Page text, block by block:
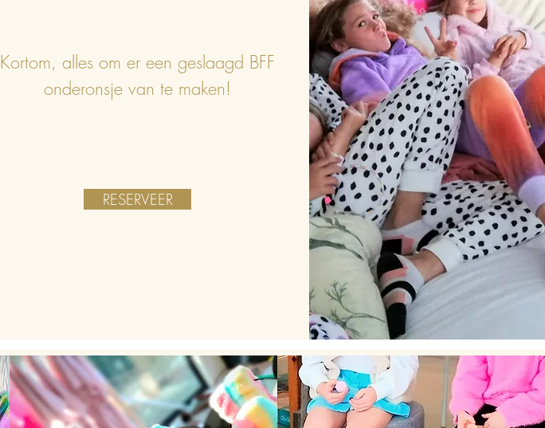
Kortom, alles om er een geslaagd BFF
onderonsje van te maken!
RESERVEER